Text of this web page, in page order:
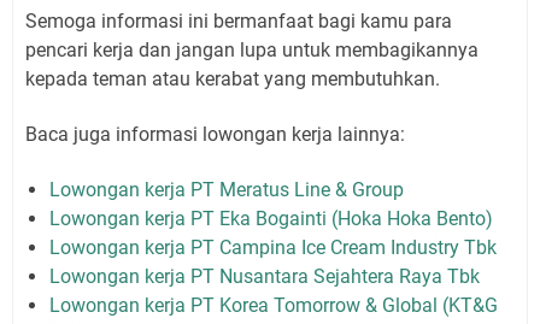
Semoga informasi ini bermanfaat bagi kamu para
pencari kerja dan jangan lupa untuk membagikannya
kepada teman atau kerabat yang membutuhkan.
Baca juga informasi lowongan kerja lainnya:
Lowongan kerja PT Meratus Line & Group
Lowongan kerja PT Eka Bogainti (Hoka Hoka Bento)
Lowongan kerja PT Campina Ice Cream Industry Tbk
Lowongan kerja PT Nusantara Sejahtera Raya Tbk
Lowongan kerja PT Korea Tomorrow & Global (KT&G